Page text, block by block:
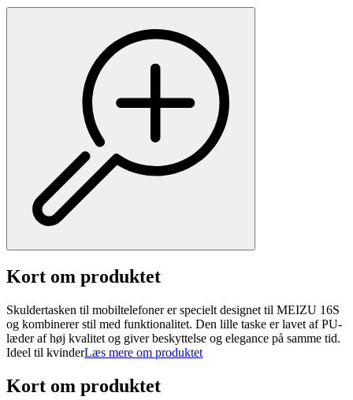
Kort om produktet
Skuldertasken til mobiltelefoner er specielt designet til MEIZU 16S
og kombinerer stil med funktionalitet. Den lille taske er lavet af PU-
læder af høj kvalitet og giver beskyttelse og elegance på samme tid.
Ideel til kvinderLæs mere om produktet
Kort om produktet